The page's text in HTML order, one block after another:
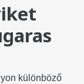
különböző